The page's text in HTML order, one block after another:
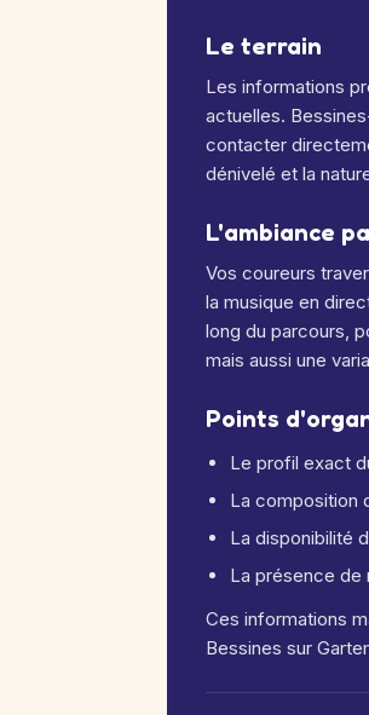
Le terrain
Les informations
actuelles.
contacter
dénivelé et la
L'ambiance
Vos coureurs
la musique en
long du parcours,
mais aussi une
Points
Le profil exact
La composition
La disponibilité
La présence de
Ces informations
Bessines sur